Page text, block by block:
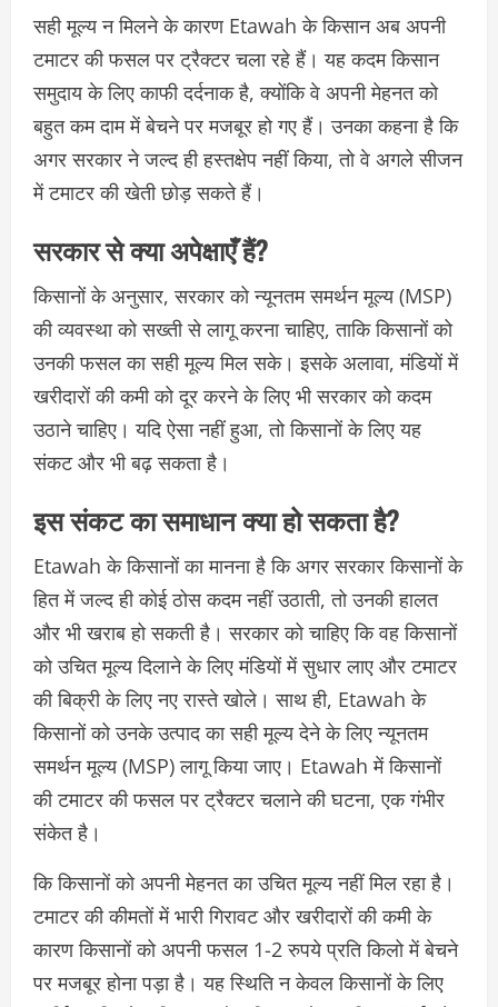
सही मूल्य न मिलने के कारण Etawah के किसान अब अपनी
टमाटर की फसल पर ट्रैक्टर चला रहे हैं। यह कदम किसान
समुदाय के लिए काफी दर्दनाक है, क्योंकि वे अपनी मेहनत को
बहुत कम दाम में बेचने पर मजबूर हो गए हैं। उनका कहना है कि
अगर सरकार ने जल्द ही हस्तक्षेप नहीं किया, तो वे अगले सीजन
में टमाटर की खेती छोड़ सकते हैं।
सरकार से क्या अपेक्षाएँ हैं?
किसानों के अनुसार, सरकार को न्यूनतम समर्थन मूल्य (MSP)
की व्यवस्था को सख्ती से लागू करना चाहिए, ताकि किसानों को
उनकी फसल का सही मूल्य मिल सके। इसके अलावा, मंडियों में
खरीदारों की कमी को दूर करने के लिए भी सरकार को कदम
उठाने चाहिए। यदि ऐसा नहीं हुआ, तो किसानों के लिए यह
संकट और भी बढ़ सकता है।
इस संकट का समाधान क्या हो सकता है?
Etawah के किसानों का मानना है कि अगर सरकार किसानों के
हित में जल्द ही कोई ठोस कदम नहीं उठाती, तो उनकी हालत
और भी खराब हो सकती है। सरकार को चाहिए कि वह किसानों
को उचित मूल्य दिलाने के लिए मंडियों में सुधार लाए और टमाटर
की बिक्री के लिए नए रास्ते खोले। साथ ही, Etawah के
किसानों को उनके उत्पाद का सही मूल्य देने के लिए न्यूनतम
समर्थन मूल्य (MSP) लागू किया जाए। Etawah में किसानों
की टमाटर की फसल पर ट्रैक्टर चलाने की घटना, एक गंभीर
संकेत है।
कि किसानों को अपनी मेहनत का उचित मूल्य नहीं मिल रहा है।
टमाटर की कीमतों में भारी गिरावट और खरीदारों की कमी के
कारण किसानों को अपनी फसल 1-2 रुपये प्रति किलो में बेचने
पर मजबूर होना पड़ा है। यह स्थिति न केवल किसानों के लिए